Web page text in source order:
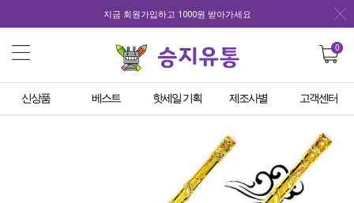
지금 회원가입하고 1000원 받아가세요
0
신상품 베스트 핫세일 기획 제조사별 고객센터